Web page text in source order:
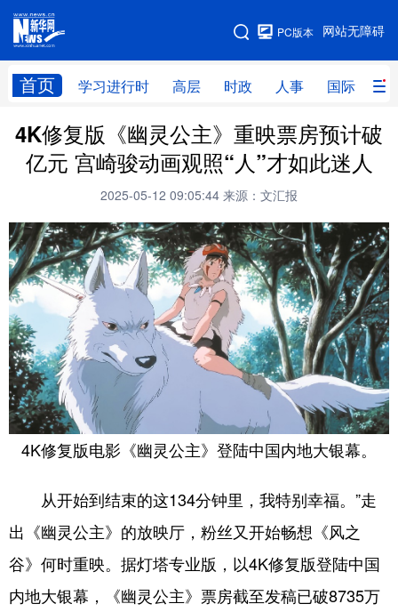
网站无障碍
PC版本
首页 学习进行时 高层 时政 人事 国际 财
网站地图
学习进行时 高层 时政 人事
国际 财经 网评 港澳
科技 科创 量子 体育
文化 书画 健康 军事
访谈 视频 图片 政务
法律 中央文件 金融 汽车
食品 人居 信息化 数字经济
学术中国 乡村振兴 银龄 溯源中国
彩票 娱乐 时尚 悦读
公益 一带一路 亚太网 上市公司
4K修复版《幽灵公主》重映票房预计破
亿元 宫崎骏动画观照“人”才如此迷人
2025-05-12 09:05:44 来源：文汇报
4K修复版电影《幽灵公主》登陆中国内地大银幕。
从开始到结束的这134分钟里，我特别幸福。”走
出《幽灵公主》的放映厅，粉丝又开始畅想《风之
谷》何时重映。据灯塔专业版，以4K修复版登陆中国
内地大银幕，《幽灵公主》票房截至发稿已破8735万